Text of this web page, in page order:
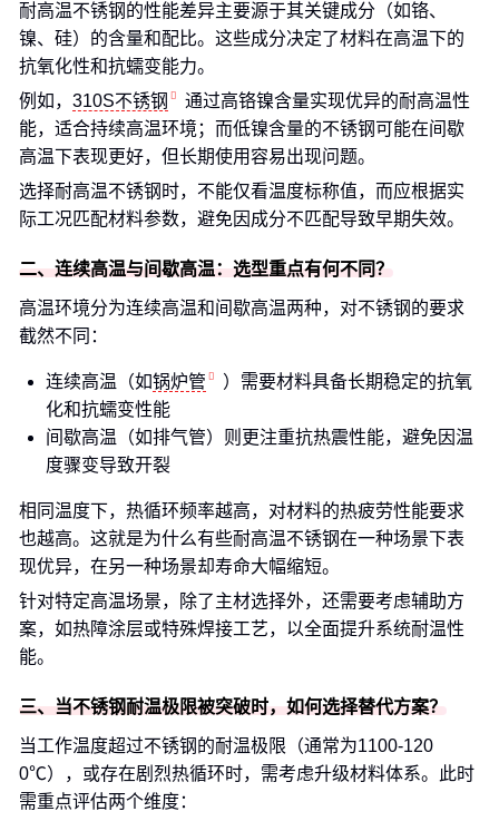
耐高温不锈钢的性能差异主要源于其关键成分（如铬、
镍、硅）的含量和配比。这些成分决定了材料在高温下的
抗氧化性和抗蠕变能力。
例如， 310S不锈钢
通过高铬镍含量实现优异的耐高温性
能，适合持续高温环境；而低镍含量的不锈钢可能在间歇
高温下表现更好，但长期使用容易出现问题。
选择耐高温不锈钢时，不能仅看温度标称值，而应根据实
际工况匹配材料参数，避免因成分不匹配导致早期失效。
二、连续高温与间歇高温：选型重点有何不同？
高温环境分为连续高温和间歇高温两种，对不锈钢的要求
截然不同：
连续高温（如锅炉管
）需要材料具备长期稳定的抗氧
化和抗蠕变性能
间歇高温（如排气管）则更注重抗热震性能，避免因温
度骤变导致开裂
相同温度下，热循环频率越高，对材料的热疲劳性能要求
也越高。这就是为什么有些耐高温不锈钢在一种场景下表
现优异，在另一种场景却寿命大幅缩短。
针对特定高温场景，除了主材选择外，还需要考虑辅助方
案，如热障涂层或特殊焊接工艺，以全面提升系统耐温性
能。
三、当不锈钢耐温极限被突破时，如何选择替代方案？
当工作温度超过不锈钢的耐温极限（通常为1100-120
0℃），或存在剧烈热循环时，需考虑升级材料体系。此时
需重点评估两个维度：